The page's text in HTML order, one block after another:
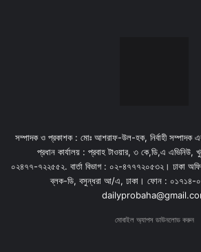
সম্পাদক ও প্রকাশক : মোঃ আশরাফ-উল-হক, নির্বাহী সম্পাদক
প্রধান কার্যালয় : প্রবাহ টাওয়ার, ৩ কে,ডি,এ এভিনিউ,
০২৪৭৭-৭২২৫৫২. বার্তা বিভাগ : ০২-৪৭৭৭২০৫৩২। ঢাকা
ব্লক-ডি, বসুন্ধরা আ/এ, ঢাকা। ফোন : ০১৭১৪-
মোবাইল অ্যাপস ডাউনলোড করুন